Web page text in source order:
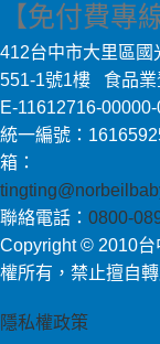
【免付費專
412台中市大里區國
551-1號1樓 食品業
E-11612716-00000-
統一編號：
箱：
聯絡電話： 0800-
Copyright © 2010台
權所有，禁止擅自
隱私權政策